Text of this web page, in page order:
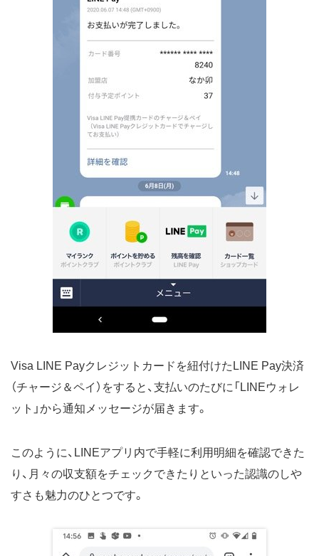
Visa LINE Payクレジットカードを紐付けたLINE Pay決済
（チャージ＆ペイ）をすると、支払いのたびに「LINEウォレ
ット」から通知メッセージが届きます。
このように、LINEアプリ内で手軽に利用明細を確認できた
り、月々の収支額をチェックできたりといった認識のしや
すさも魅力のひとつです。